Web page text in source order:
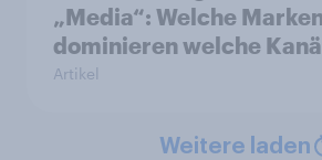
„Media“: Welche
dominieren welche
Artikel
Weitere laden